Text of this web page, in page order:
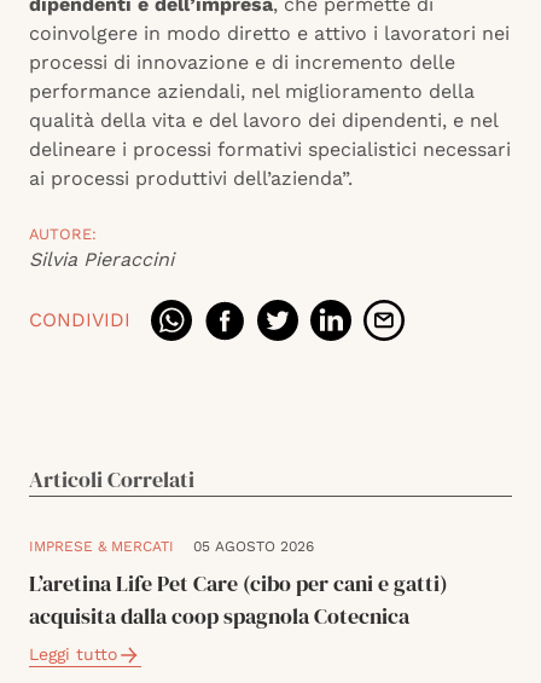
dipendenti e dell’impresa, che permette di
coinvolgere in modo diretto e attivo i lavoratori nei
processi di innovazione e di incremento delle
performance aziendali, nel miglioramento della
qualità della vita e del lavoro dei dipendenti, e nel
delineare i processi formativi specialistici necessari
ai processi produttivi dell’azienda”.
AUTORE:
Silvia Pieraccini
CONDIVIDI
Articoli Correlati
IMPRESE & MERCATI 05 AGOSTO 2026
L’aretina Life Pet Care (cibo per cani e gatti)
acquisita dalla coop spagnola Cotecnica
Leggi tutto